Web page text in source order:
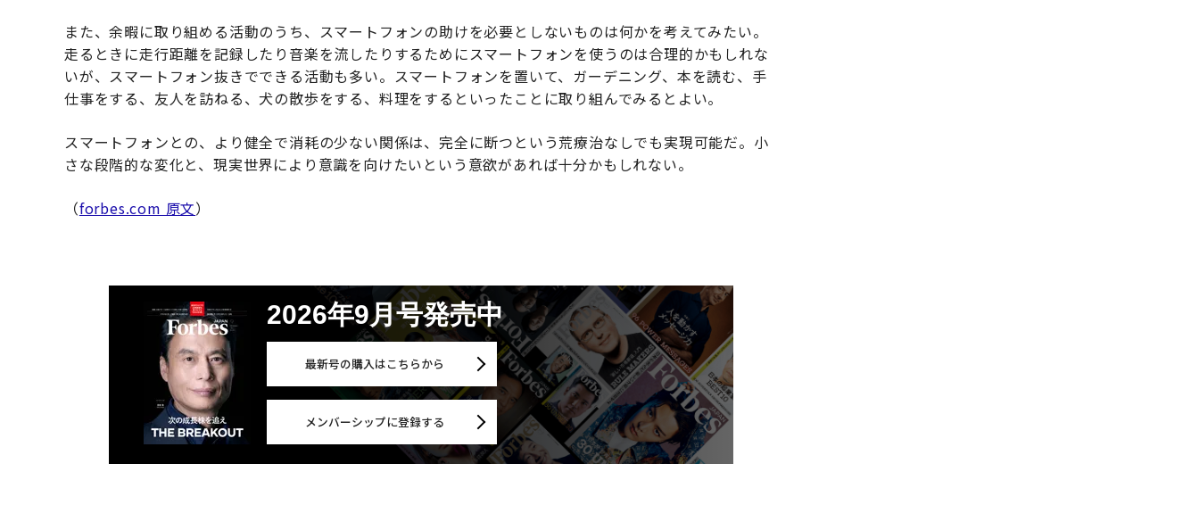
また、余暇に取り組める活動のうち、スマートフォンの助けを必要としないものは何かを考えてみたい。
走るときに走行距離を記録したり音楽を流したりするためにスマートフォンを使うのは合理的かもしれな
いが、スマートフォン抜きでできる活動も多い。スマートフォンを置いて、ガーデニング、本を読む、手
仕事をする、友人を訪ねる、犬の散歩をする、料理をするといったことに取り組んでみるとよい。
スマートフォンとの、より健全で消耗の少ない関係は、完全に断つという荒療治なしでも実現可能だ。小
さな段階的な変化と、現実世界により意識を向けたいという意欲があれば十分かもしれない。
（forbes.com 原文）
2026年9月号発売中
最新号の購入はこちらから
メンバーシップに登録する